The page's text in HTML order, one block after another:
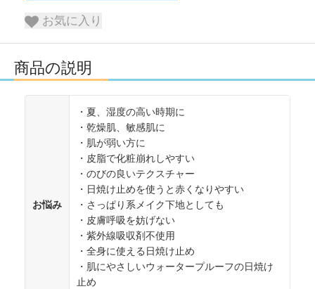
お気に入り
商品の説明
お悩み
・夏、湿度の高い時期に
・乾燥肌、敏感肌に
・肌が弱い方に
・皮脂で化粧崩れしやすい
・のびの良いテクスチャー
・日焼け止めを使うと赤くなりやすい
・さっぱり系メイク下地としても
・皮膚呼吸を妨げない
・紫外線吸収剤不使用
・全身に使える日焼け止め
・肌にやさしいウォータープルーフの日焼け
止め